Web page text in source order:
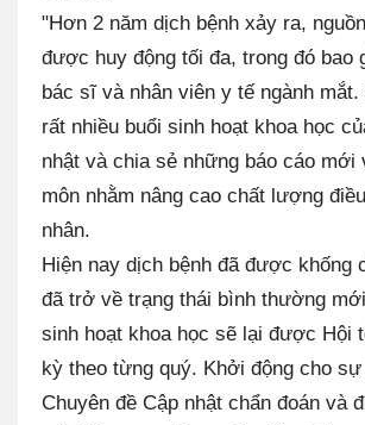
"Hơn 2 năm dịch bệnh xảy ra,
được huy động tối đa, trong đó bao
bác sĩ và nhân viên y tế ngành
rất nhiều buổi sinh hoạt khoa học
nhật và chia sẻ những báo cáo mới
môn nhằm nâng cao chất lượng
nhân.
Hiện nay dịch bệnh đã được khống
đã trở về trạng thái bình thường
sinh hoạt khoa học sẽ lại được Hội
kỳ theo từng quý. Khởi động cho
Chuyên đề Cập nhật chẩn đoán và